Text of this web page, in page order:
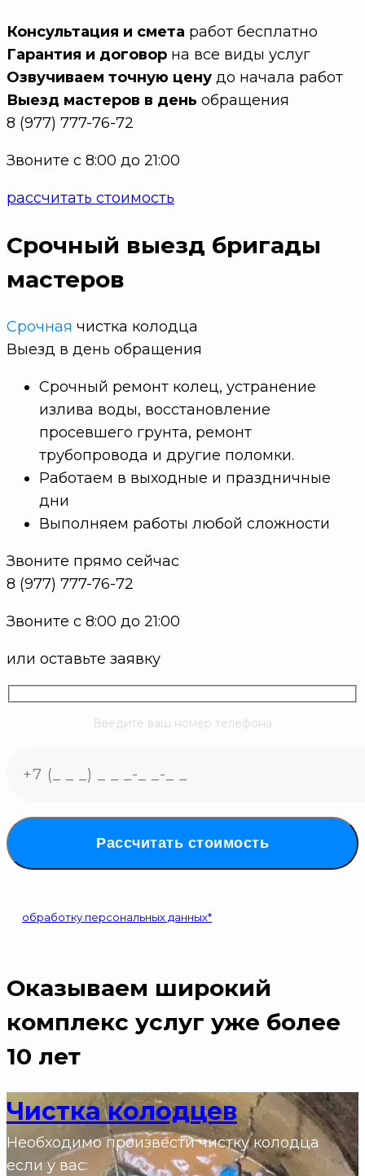
Консультация и смета работ бесплатно
Гарантия и договор на все виды услуг
Озвучиваем точную цену до начала работ
Выезд мастеров в день обращения
8 (977) 777-76-72
Звоните с 8:00 до 21:00
рассчитать стоимость
Срочный выезд бригады
мастеров
Срочная чистка колодца
Выезд в день обращения
Срочный ремонт колец, устранение
излива воды, восстановление
просевшего грунта, ремонт
трубопровода и другие поломки.
Работаем в выходные и праздничные
дни
Выполняем работы любой сложности
Звоните прямо сейчас
8 (977) 777-76-72
Звоните с 8:00 до 21:00
или оставьте заявку
Введите ваш номер телефона
Рассчитать стоимость
обработку персональных данных*
Оказываем широкий
комплекс услуг уже более
10 лет
Чистка колодцев
Необходимо произвести чистку колодца
если у вас: